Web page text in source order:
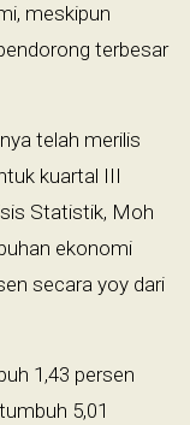
meskipun
terbesar
telah merilis
kuartal III
Statistik, Moh
ekonomi
secara yoy dari
1,43 persen
5,01